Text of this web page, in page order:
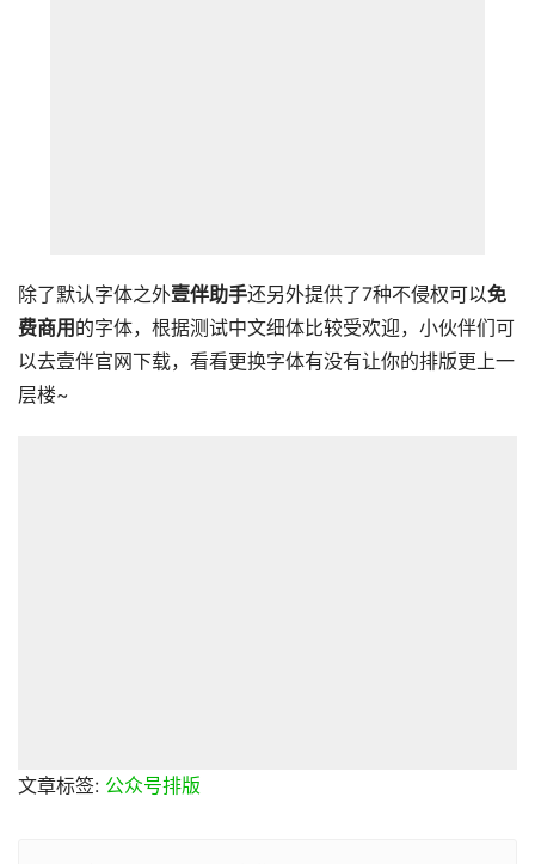
除了默认字体之外壹伴助手还另外提供了7种不侵权可以免
费商用 的字体，根据测试中文细体比较受欢迎，小伙伴们可
以去壹伴官网下载，看看更换字体有没有让你的排版更上一
层楼~
文章标签: 公众号排版